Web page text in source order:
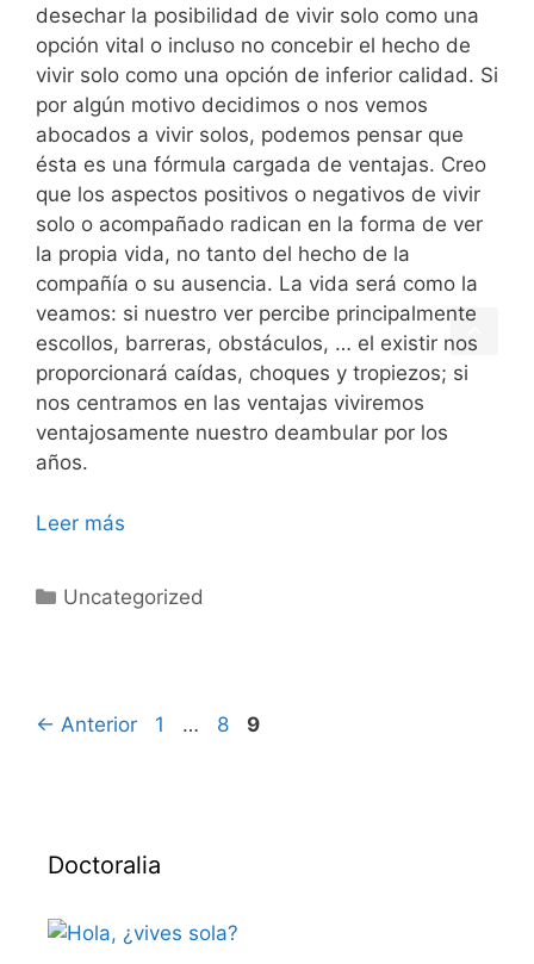
desechar la posibilidad de vivir solo como una
opción vital o incluso no concebir el hecho de
vivir solo como una opción de inferior calidad. Si
por algún motivo decidimos o nos vemos
abocados a vivir solos, podemos pensar que
ésta es una fórmula cargada de ventajas. Creo
que los aspectos positivos o negativos de vivir
solo o acompañado radican en la forma de ver
la propia vida, no tanto del hecho de la
compañía o su ausencia. La vida será como la
veamos: si nuestro ver percibe principalmente
escollos, barreras, obstáculos, … el existir nos
proporcionará caídas, choques y tropiezos; si
nos centramos en las ventajas viviremos
ventajosamente nuestro deambular por los
años.
Leer más
Categorías
Uncategorized
← Anterior Página
1 … Página
8 Página
9
Doctoralia